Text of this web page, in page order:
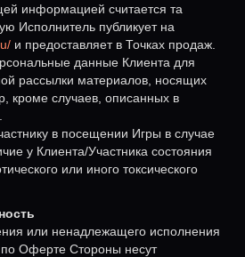
информацией считается та
Исполнитель публикует на
и предоставляет в Точках продаж.
данные Клиента для
рассылки материалов, носящих
кроме случаев, описанных в
в посещении Игры в случае
у Клиента/Участника состояния
или иного токсического
или ненадлежащего исполнения
по Оферте Стороны несут